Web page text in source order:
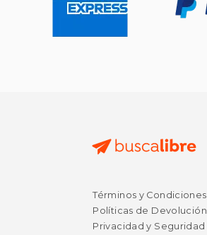
$ 20.32
Términos y Condiciones
Políticas de Devolución
Privacidad y Seguridad